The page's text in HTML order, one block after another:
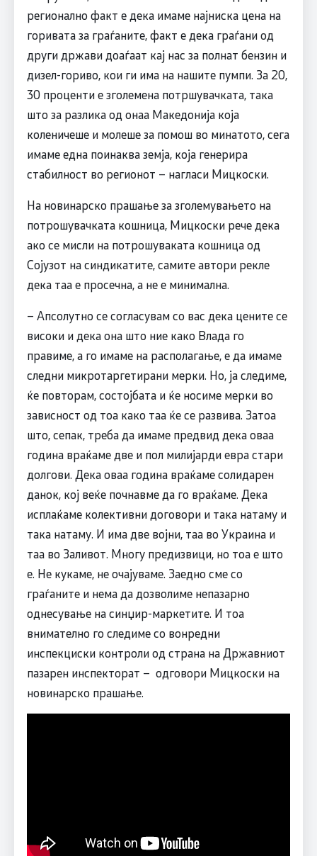
регионално факт е дека имаме најниска цена на
горивата за граѓаните, факт е дека граѓани од
други држави доаѓаат кај нас за полнат бензин и
дизел-гориво, кои ги има на нашите пумпи. За 20,
30 проценти е зголемена потршувачката, така
што за разлика од онаа Македонија која
коленичеше и молеше за помош во минатото, сега
имаме една поинаква земја, која генерира
стабилност во регионот – нагласи Мицкоски.
На новинарско прашање за зголемувањето на
потрошувачката кошница, Мицкоски рече дека
ако се мисли на потрошуваката кошница од
Сојузот на синдикатите, самите автори рекле
дека таа е просечна, а не е минимална.
– Апсолутно се согласувам со вас дека цените се
високи и дека она што ние како Влада го
правиме, а го имаме на располагање, е да имаме
следни микротаргетирани мерки. Но, ја следиме,
ќе повторам, состојбата и ќе носиме мерки во
зависност од тоа како таа ќе се развива. Затоа
што, сепак, треба да имаме предвид дека оваа
година враќаме две и пол милијарди евра стари
долгови. Дека оваа година враќаме солидарен
данок, кој веќе почнавме да го враќаме. Дека
исплаќаме колективни договори и така натаму и
така натаму. И има две војни, таа во Украина и
таа во Заливот. Многу предизвици, но тоа е што
е. Не кукаме, не очајуваме. Заедно сме со
граѓаните и нема да дозволиме непазарно
однесување на синџир-маркетите. И тоа
внимателно го следиме со вонредни
инспекциски контроли од страна на Државниот
пазарен инспекторат – одговори Мицкоски на
новинарско прашање.